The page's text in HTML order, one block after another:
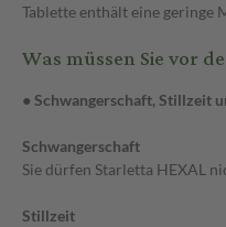
Tablette enthält eine geringe
Was müssen Sie vor
● Schwangerschaft, Stillzeit
Schwangerschaft
Sie dürfen Starletta HEXAL
Stillzeit